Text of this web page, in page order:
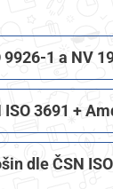
1 a NV
3691 +
dle ČSN